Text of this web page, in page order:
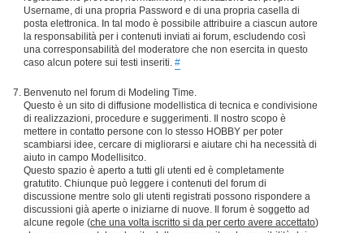
Username, di una propria Password e di una propria casella di
posta elettronica. In tal modo è possibile attribuire a ciascun autore
la responsabilità per i contenuti inviati ai forum, escludendo così
una corresponsabilità del moderatore che non esercita in questo
caso alcun potere sui testi inseriti. #
Benvenuto nel forum di Modeling Time.
Questo è un sito di diffusione modellistica di tecnica e condivisione
di realizzazioni, procedure e suggerimenti. Il nostro scopo è
mettere in contatto persone con lo stesso HOBBY per poter
scambiarsi idee, cercare di migliorarsi e aiutare chi ha necessità di
aiuto in campo Modellisitco.
Questo spazio è aperto a tutti gli utenti ed è completamente
gratutito. Chiunque può leggere i contenuti del forum di
discussione mentre solo gli utenti registrati possono rispondere a
discussioni già aperte o iniziarne di nuove. Il forum è soggetto ad
alcune regole (che una volta iscritto si da per certo avere accettato)